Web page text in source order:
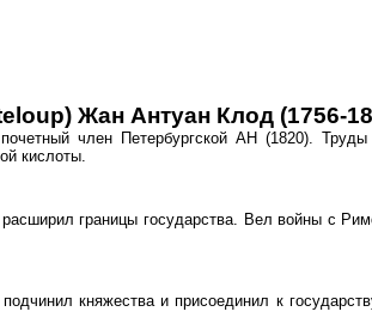
Жан Антуан Клод (1756-
член Петербургской АН (1820).
кислоты.
границы государства. Вел войны с
княжества и присоединил к